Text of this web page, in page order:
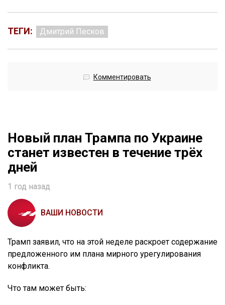
ТЕГИ: Дмитрий Песков
Комментировать
Новый план Трампа по Украине
станет известен в течение трёх
дней
1 год назад
ВАШИ НОВОСТИ
Трамп заявил, что на этой неделе раскроет содержание
предложенного им плана мирного урегулирования
конфликта.
Что там может быть: